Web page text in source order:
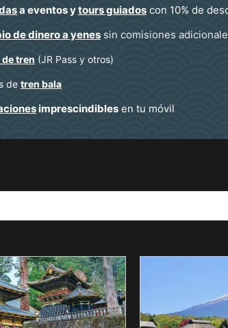
a eventos ytours guiados con 10% de
de dinero a yenes sin comisiones
de tren (JR Pass y otros)
de tren bala
imprescindibles en tu móvil